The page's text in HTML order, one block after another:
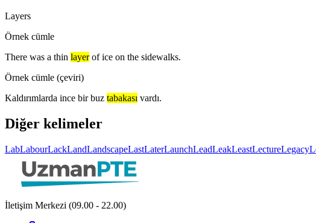
Layers
Örnek cümle
There was a thin layer of ice on the sidewalks.
Örnek cümle (çeviri)
Kaldırımlarda ince bir buz tabakası vardı.
Diğer kelimeler
LabLabourLackLandLandscapeLastLaterLaunchLeadLeakLeastLectureLegacy
İletişim Merkezi (09.00 - 22.00)